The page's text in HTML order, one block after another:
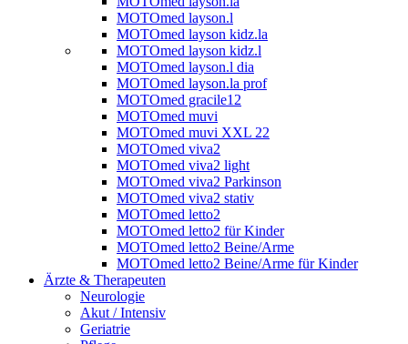
MOTOmed layson.l
MOTOmed layson kidz.la
MOTOmed layson kidz.l
MOTOmed layson.l dia
MOTOmed layson.la prof
MOTOmed gracile12
MOTOmed muvi
MOTOmed muvi XXL 22
MOTOmed viva2
MOTOmed viva2 light
MOTOmed viva2 Parkinson
MOTOmed viva2 stativ
MOTOmed letto2
MOTOmed letto2 für Kinder
MOTOmed letto2 Beine/Arme
MOTOmed letto2 Beine/Arme für Kinder
Ärzte & Therapeuten
Neurologie
Akut / Intensiv
Geriatrie